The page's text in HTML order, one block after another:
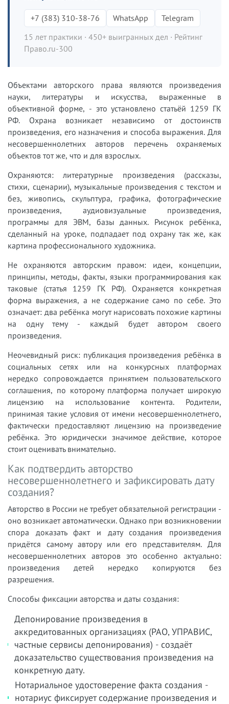
+7 (383) 310-38-76 WhatsApp
Telegram
15 лет практики · 450+ выигранных дел · Рейтинг
Право.ru-300
Объектами авторского права являются произведения
науки, литературы и искусства, выраженные в
объективной форме, - это установлено статьёй 1259 ГК
РФ. Охрана возникает независимо от достоинств
произведения, его назначения и способа выражения. Для
несовершеннолетних авторов перечень охраняемых
объектов тот же, что и для взрослых.
Охраняются: литературные произведения (рассказы,
стихи, сценарии), музыкальные произведения с текстом и
без, живопись, скульптура, графика, фотографические
произведения, аудиовизуальные произведения,
программы для ЭВМ, базы данных. Рисунок ребёнка,
сделанный на уроке, подпадает под охрану так же, как
картина профессионального художника.
Не охраняются авторским правом: идеи, концепции,
принципы, методы, факты, языки программирования как
таковые (статья 1259 ГК РФ). Охраняется конкретная
форма выражения, а не содержание само по себе. Это
означает: два ребёнка могут нарисовать похожие картины
на одну тему - каждый будет автором своего
произведения.
Неочевидный риск: публикация произведения ребёнка в
социальных сетях или на конкурсных платформах
нередко сопровождается принятием пользовательского
соглашения, по которому платформа получает широкую
лицензию на использование контента. Родители,
принимая такие условия от имени несовершеннолетнего,
фактически предоставляют лицензию на произведение
ребёнка. Это юридически значимое действие, которое
стоит оценивать внимательно.
Как подтвердить авторство
несовершеннолетнего и зафиксировать дату
создания?
Авторство в России не требует обязательной регистрации -
оно возникает автоматически. Однако при возникновении
спора доказать факт и дату создания произведения
придётся самому автору или его представителям. Для
несовершеннолетних авторов это особенно актуально:
произведения детей нередко копируются без
разрешения.
Способы фиксации авторства и даты создания:
Депонирование произведения в
аккредитованных организациях (РАО, УПРАВИС,
частные сервисы депонирования) - создаёт
доказательство существования произведения на
конкретную дату.
Нотариальное удостоверение факта создания -
нотариус фиксирует содержание произведения и